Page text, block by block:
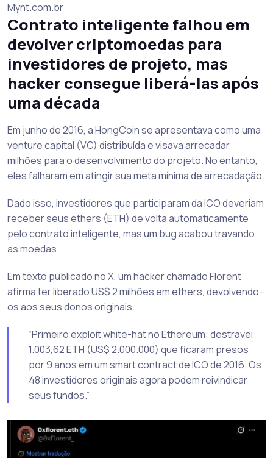
Mynt.com.br
Contrato inteligente falhou em
devolver criptomoedas para
investidores de projeto, mas
hacker consegue liberá-las após
uma década
Em junho de 2016, a HongCoin se apresentava como uma
venture capital (VC) distribuída e visava arrecadar
milhões para o desenvolvimento do projeto. No entanto,
eles falharam em atingir sua meta mínima de arrecadação.
Dado isso, investidores que participaram da ICO deveriam
receber seus ethers (ETH) de volta automaticamente
pelo contrato inteligente, mas um bug acabou travando
as moedas.
Em texto publicado no X, um hacker chamado Florent
afirma ter liberado US$ 2 milhões em ethers, devolvendo-
os aos seus donos originais.
“Primeiro exploit white-hat no Ethereum: destravei
1.003,62 ETH (US$ 2.000.000) que ficaram presos
por 9 anos em um smart contract de ICO de 2016. Os
48 investidores originais agora podem reivindicar
seus fundos.”